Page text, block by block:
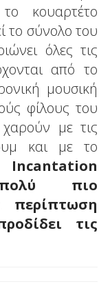
κουαρτέτο
το σύνολο του
όλες τις
από το
μουσική
φίλους του
με τις
και με το
πιο
περίπτωση
τις